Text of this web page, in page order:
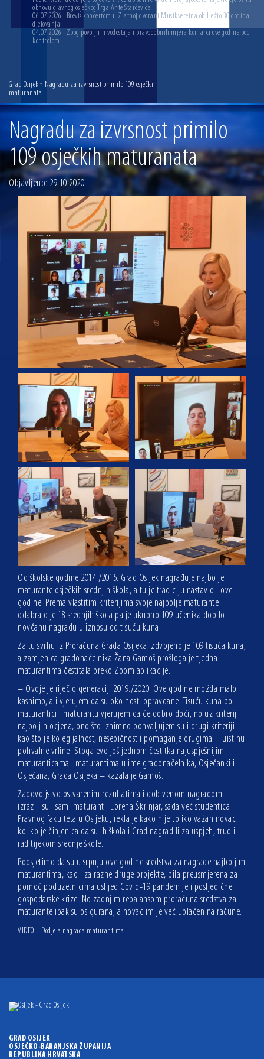
obnovu glavnog osječkog Trga Ante Starčevića
06.07.2026 | Brevis koncertom u Zlatnoj dvorani Musikvereina obilježio 30 godina
djelovanja
04.07.2026 | Zbog povoljnih vodostaja i pravodobnih mjera komarci ove godine pod
kontrolom
Grad Osijek » Nagradu za izvrsnost primilo 109 osječkih
maturanata
Nagradu za izvrsnost primilo
109 osječkih maturanata
Objavljeno: 29.10.2020
Od školske godine 2014./2015. Grad Osijek nagrađuje najbolje
maturante osječkih srednjih škola, a tu je tradiciju nastavio i ove
godine. Prema vlastitim kriterijima svoje najbolje maturante
odabralo je 18 srednjih škola pa je ukupno 109 učenika dobilo
novčanu nagradu u iznosu od tisuću kuna.
Za tu svrhu iz Proračuna Grada Osijeka izdvojeno je 109 tisuća kuna,
a zamjenica gradonačelnika Žana Gamoš prošloga je tjedna
maturantima čestitala preko Zoom aplikacije.
– Ovdje je riječ o generaciji 2019./2020. Ove godine možda malo
kasnimo, ali vjerujem da su okolnosti opravdane. Tisuću kuna po
maturantici i maturantu vjerujem da će dobro doći, no uz kriterij
najboljih ocjena, ono što iznimno pohvaljujem su i drugi kriteriji
kao što je kolegijalnost, nesebičnost i pomaganje drugima – uistinu
pohvalne vrline. Stoga evo još jednom čestitka najuspješnijim
maturanticama i maturantima u ime gradonačelnika, Osječanki i
Osječana, Grada Osijeka – kazala je Gamoš.
Zadovoljstvo ostvarenim rezultatima i dobivenom nagradom
izrazili su i sami maturanti. Lorena Škrinjar, sada već studentica
Pravnog fakulteta u Osijeku, rekla je kako nije toliko važan novac
koliko je činjenica da su ih škola i Grad nagradili za uspjeh, trud i
rad tijekom srednje škole.
Podsjetimo da su u srpnju ove godine sredstva za nagrade najboljim
maturantima, kao i za razne druge projekte, bila preusmjerena za
pomoć poduzetnicima uslijed Covid-19 pandemije i posljedične
gospodarske krize. No zadnjim rebalansom proračuna sredstva za
maturante ipak su osigurana, a novac im je već uplaćen na račune.
VIDEO – Dodjela nagrada maturantima
GRAD OSIJEK
OSJEČKO-BARANJSKA ŽUPANIJA
REPUBLIKA HRVATSKA